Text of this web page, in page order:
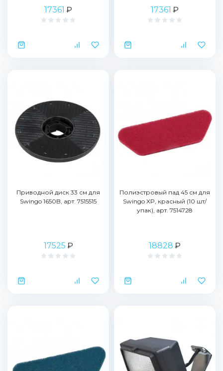
17361 ₽ 17361 ₽
Приводной диск 33 см для
Swingo 1650B, арт. 7515515
17525 ₽
Полиэстровый пад 45 см для
Swingo XP, красный (10 шт/
упак), арт. 7514728
18828 ₽